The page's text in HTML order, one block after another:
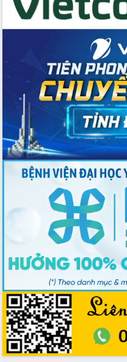
Phát huy vai trò của người có uy tín
trong phòng chống tảo hôn và hôn
nhân cận huyết thống
Nông sản Tây Nguyên thu hút doanh
nghiệp nước ngoài
Đắk Lắk định vị thương hiệu du lịch
“Biển – Rừng – Cà phê” trong không
gian phát triển mới
Hội nghị chia sẻ kinh nghiệm, chuyển
giao kỹ thuật y tế, định hướng phát
triển chuyên sâu đến 2030
Chuyển đổi số mở ra không gian phát
triển trong lĩnh vực văn hóa, du lịch
Công bố quyết định của Ban Thường
vụ Tỉnh ủy về công tác cán bộ.
Thủ tướng Phạm Minh Chính: Khẩn
trương tái thiết cuộc sống người dân
sau thiên tai
Tập trung nâng cao chất lượng, tổ
chức sản xuất sầu riêng theo hướng
bền vững
Đẩy nhanh công tác khắc phục, ổn
định đời sống Nhân dân sau bão số 13
Bí thư Tỉnh ủy Lương Nguyễn Minh
Triết dự Ngày hội đại đoàn kết tại
Buôn Đăk Tuôr, xã Cư Pui
Khởi công xây dựng Trường Phổ thông